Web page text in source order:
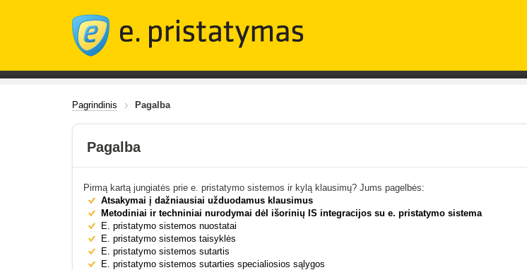
Pagrindinis Pagalba
Pagalba
Pirmą kartą jungiatės prie e. pristatymo sistemos ir kylą klausimų? Jums pagelbės:
Atsakymai į dažniausiai užduodamus klausimus
Metodiniai ir techniniai nurodymai dėl išorinių IS integracijos su e. pristatymo sistema
E. pristatymo sistemos nuostatai
E. pristatymo sistemos taisyklės
E. pristatymo sistemos sutartis
E. pristatymo sistemos sutarties specialiosios sąlygos